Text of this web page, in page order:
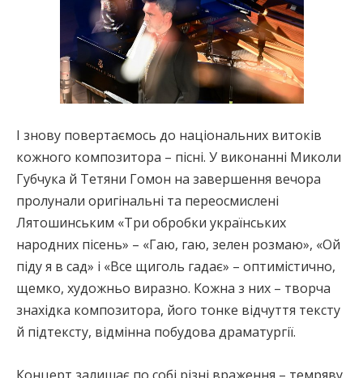
І знову повертаємось до національних витоків
кожного композитора – пісні. У виконанні Миколи
Губчука й Тетяни Гомон на завершення вечора
пролунали оригінальні та переосмислені
Лятошинським «Три обробки українських
народних пісень» – «Гаю, гаю, зелен розмаю», «Ой
піду я в сад» і «Все щиголь гадає» – оптимістично,
щемко, художньо виразно. Кожна з них – творча
знахідка композитора, його тонке відчуття тексту
й підтексту, відмінна побудова драматургії.